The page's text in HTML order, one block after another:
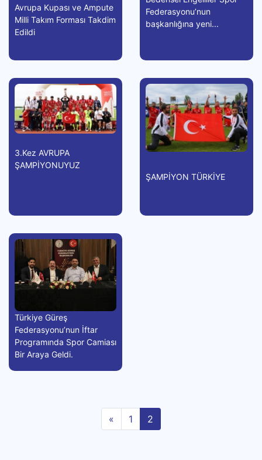
Avrupa Kupası ve Ampute
Milli Takım Forması Takdim
Edildi
Federasyonu’nun
başkanlığına yeni...
3.Kez AVRUPA
ŞAMPİYONUYUZ
ŞAMPİYON TÜRKİYE
Türkiye Güreş
Federasyonu’nun İftar
Programında Spor Camiası
Bir Araya Geldi.
« Geri1 2